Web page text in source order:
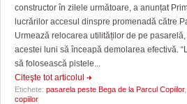
constructor în zilele următoare, a anunțat
lucrărilor accesul dinspre promenadă către
Urmează relocarea utilităților de pe
acestei luni să înceapă demolarea efectivă.
să folosească pistele...
Citeşte tot articolul
Etichete: pasarela peste Bega de la Parcul Copiilor,
copiilor